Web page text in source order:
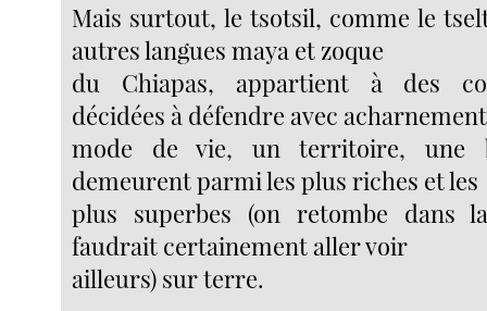
Mais surtout, le tsotsil, comme le
autres langues maya et zoque
du Chiapas, appartient à des
décidées à défendre avec
mode de vie, un territoire, une
demeurent parmi les plus riches et les
plus superbes (on retombe dans
faudrait certainement aller voir
ailleurs) sur terre.